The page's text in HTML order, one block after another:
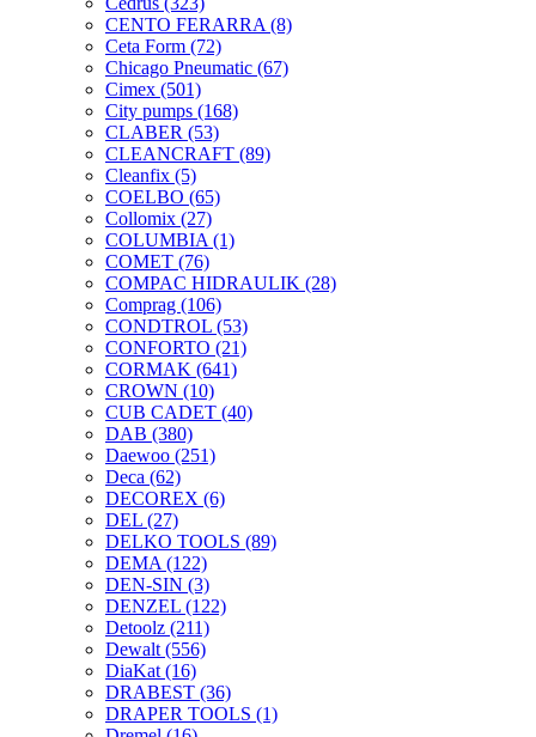
CENTO FERARRA (8)
Ceta Form (72)
Chicago Pneumatic (67)
Cimex (501)
City pumps (168)
CLABER (53)
CLEANCRAFT (89)
Cleanfix (5)
COELBO (65)
Collomix (27)
COLUMBIA (1)
COMET (76)
COMPAC HIDRAULIK (28)
Comprag (106)
CONDTROL (53)
CONFORTO (21)
CORMAK (641)
CROWN (10)
CUB CADET (40)
DAB (380)
Daewoo (251)
Deca (62)
DECOREX (6)
DEL (27)
DELKO TOOLS (89)
DEMA (122)
DEN-SIN (3)
DENZEL (122)
Detoolz (211)
Dewalt (556)
DiaKat (16)
DRABEST (36)
DRAPER TOOLS (1)